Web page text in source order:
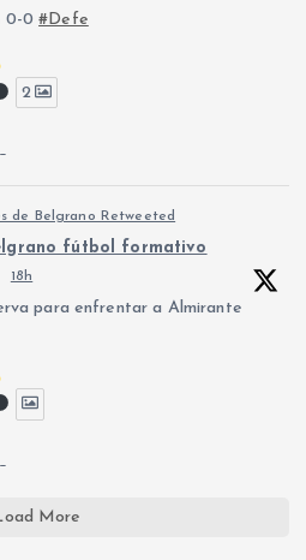
0-0#Defe
2
de Belgrano Retweeted
fútbol formativo
18h
para enfrentar a Almirante
More